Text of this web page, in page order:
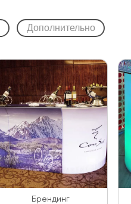
Дополнительно
Брендинг